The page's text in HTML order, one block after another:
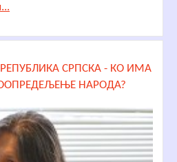
СРПСКА - КО ИМА
НАРОДА?